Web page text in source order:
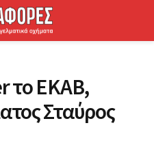
το ΕΚΑΒ,
Σταύρος